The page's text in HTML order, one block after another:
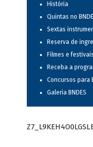
História
Quintas no
Sextas
Reserva de
Filmes e
Receba a
Concursos para
Galeria BNDES